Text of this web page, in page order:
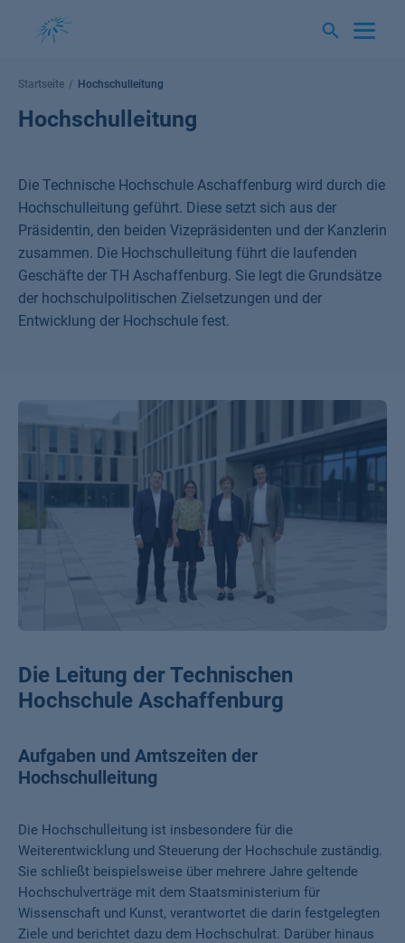
Startseite Hochschulleitung
Hochschulleitung
Die Technische Hochschule Aschaffenburg wird durch die
Hochschulleitung geführt. Diese setzt sich aus der
Präsidentin, den beiden Vizepräsidenten und der Kanzlerin
zusammen. Die Hochschulleitung führt die laufenden
Geschäfte der TH Aschaffenburg. Sie legt die Grundsätze
der hochschulpolitischen Zielsetzungen und der
Entwicklung der Hochschule fest.
Die Leitung der Technischen
Hochschule Aschaffenburg
Aufgaben und Amtszeiten der
Hochschulleitung
Die Hochschulleitung ist insbesondere für die
Weiterentwicklung und Steuerung der Hochschule zuständig.
Sie schließt beispielsweise über mehrere Jahre geltende
Hochschulverträge mit dem Staatsministerium für
Wissenschaft und Kunst, verantwortet die darin festgelegten
Ziele und berichtet dazu dem Hochschulrat. Darüber hinaus